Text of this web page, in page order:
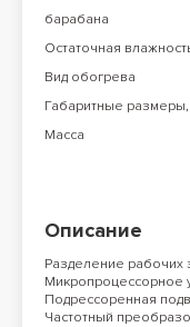
барабана
Остаточная
Вид обогрева
Габаритные
Масса
Описание
Разделение рабочих
Микропроцессорное
Подрессоренная
Частотный